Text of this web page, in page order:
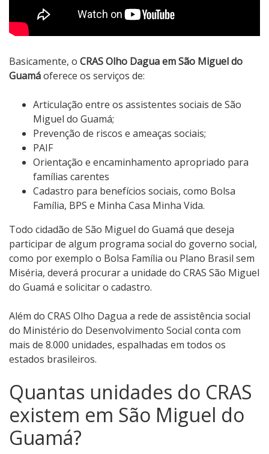
Basicamente, o CRAS Olho Dagua em São Miguel do
Guamáoferece os serviços de:
Articulação entre os assistentes sociais de São
Miguel do Guamá;
Prevenção de riscos e ameaças sociais;
PAIF
Orientação e encaminhamento apropriado para
famílias carentes
Cadastro para benefícios sociais, como Bolsa
Família, BPS e Minha Casa Minha Vida.
Todo cidadão de São Miguel do Guamá que deseja
participar de algum programa social do governo social,
como por exemplo o Bolsa Família ou Plano Brasil sem
Miséria, deverá procurar a unidade do CRAS São Miguel
do Guamá e solicitar o cadastro.
Além do CRAS Olho Dagua a rede de assistência social
do Ministério do Desenvolvimento Social conta com
mais de 8.000 unidades, espalhadas em todos os
estados brasileiros.
Quantas unidades do CRAS
existem em São Miguel do
Guamá?